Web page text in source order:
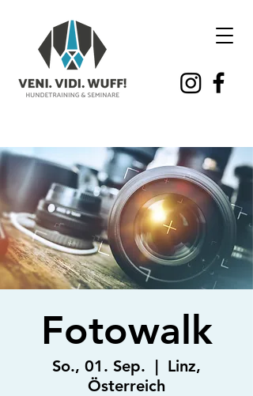
Fotowalk
So., 01. Sep.
  |
Linz,
Österreich